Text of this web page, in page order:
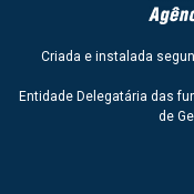
Criada e instalada
Entidade Delegatária das
de